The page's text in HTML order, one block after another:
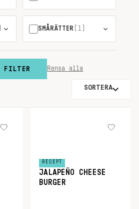
SMÅRÄTTER (1)
FILTER Rensa alla
SORTERA
RECEPT
JALAPEÑO CHEESE
BURGER